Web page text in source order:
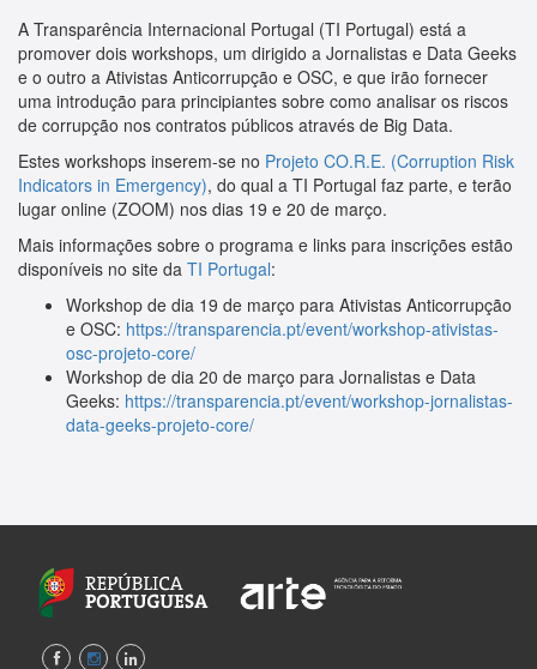
A Transparência Internacional Portugal (TI Portugal) está a
promover dois workshops, um dirigido a Jornalistas e Data Geeks
e o outro a Ativistas Anticorrupção e OSC, e que irão fornecer
uma introdução para principiantes sobre como analisar os riscos
de corrupção nos contratos públicos através de Big Data.
Estes workshops inserem-se no Projeto CO.R.E. (Corruption Risk
Indicators in Emergency), do qual a TI Portugal faz parte, e terão
lugar online (ZOOM) nos dias 19 e 20 de março.
Mais informações sobre o programa e links para inscrições estão
disponíveis no site da TI Portugal:
Workshop de dia 19 de março para Ativistas Anticorrupção
e OSC: https://transparencia.pt/event/workshop-ativistas-
osc-projeto-core/
Workshop de dia 20 de março para Jornalistas e Data
Geeks: https://transparencia.pt/event/workshop-jornalistas-
data-geeks-projeto-core/